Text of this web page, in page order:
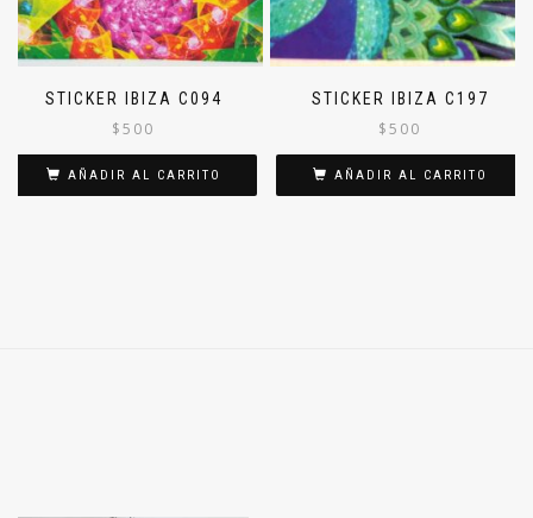
STICKER IBIZA C094
$500
AÑADIR AL CARRITO
STICKER IBIZA C197
$500
AÑADIR AL CARRITO